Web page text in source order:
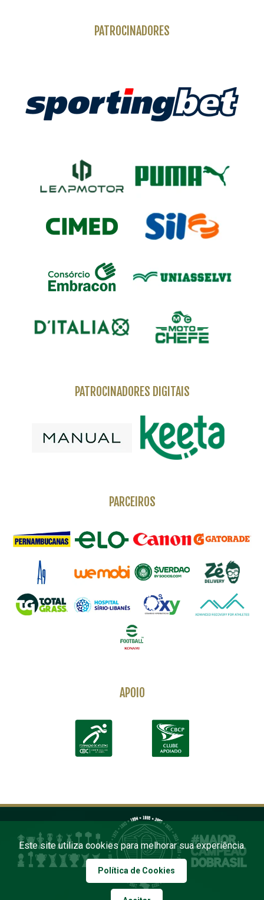
PATROCINADORES
PATROCINADORES DIGITAIS
PARCEIROS
APOIO
Este site utiliza cookies para melhorar sua experiência.
Política de Cookies